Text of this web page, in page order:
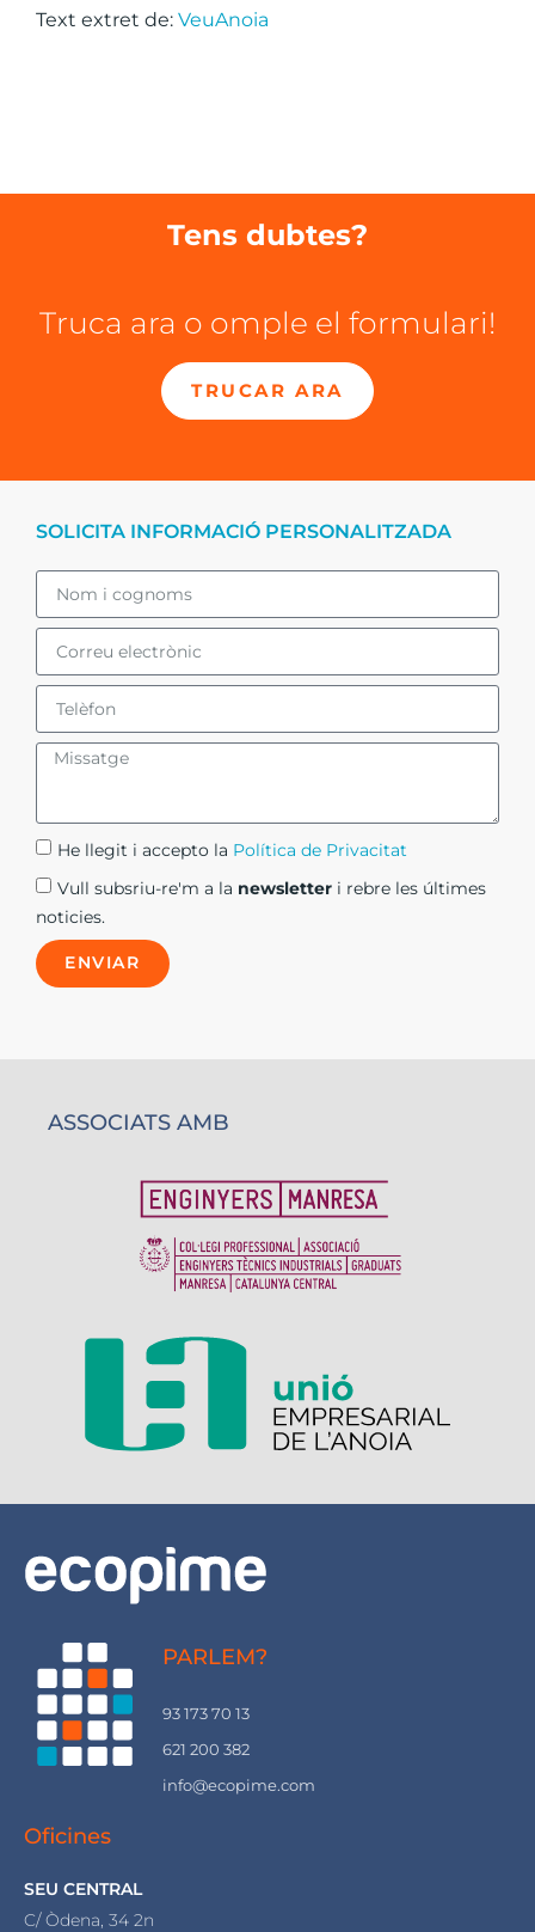
Text extret de: VeuAnoia
Tens dubtes?
Truca ara o omple el formulari!
TRUCAR ARA
SOLICITA INFORMACIÓ PERSONALITZADA
He llegit i accepto la Política de Privacitat​
Vull subsriu-re'm a la newsletter i rebre les últimes
noticies.
ENVIAR
ASSOCIATS AMB
PARLEM?
93 173 70 13
621 200 382
info@ecopime.com
Oficines
SEU CENTRAL
C/ Òdena, 34 2n